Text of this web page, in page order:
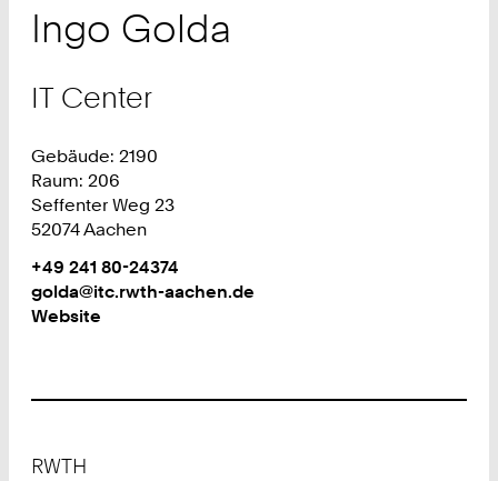
Ingo Golda
IT Center
Gebäude: 2190
Raum: 206
Seffenter Weg 23
52074 Aachen
Work
Telefon:
+
4
0
+49 241 80-24374
Work
golda@itc.rwth-aachen.de
Website
RWTH